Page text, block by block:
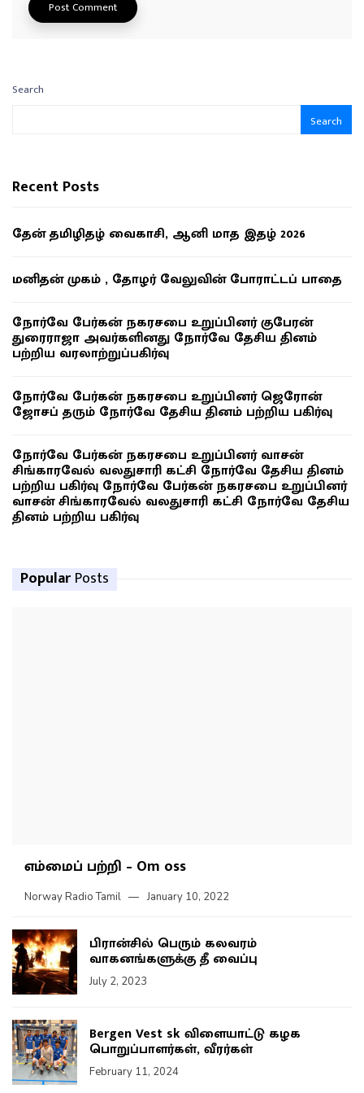
Search
Search
Recent Posts
தேன் தமிழிதழ் வைகாசி, ஆனி மாத இதழ் 2026
மனிதன் முகம் , தோழர் வேலுவின் போராட்டப் பாதை
நோர்வே பேர்கன் நகரசபை உறுப்பினர் குபேரன்
துரைராஜா அவர்களினது நோர்வே தேசிய தினம்
பற்றிய வரலாற்றுப்பகிர்வு
நோர்வே பேர்கன் நகரசபை உறுப்பினர் ஜெரோன்
ஜோசப் தரும் நோர்வே தேசிய தினம் பற்றிய பகிர்வு
நோர்வே பேர்கன் நகரசபை உறுப்பினர் வாசன்
சிங்காரவேல் வலதுசாரி கட்சி நோர்வே தேசிய தினம்
பற்றிய பகிர்வு நோர்வே பேர்கன் நகரசபை உறுப்பினர்
வாசன் சிங்காரவேல் வலதுசாரி கட்சி நோர்வே தேசிய
தினம் பற்றிய பகிர்வு
Popular Posts
எம்மைப் பற்றி – Om oss
Norway Radio Tamil January 10, 2022
பிரான்சில் பெரும் கலவரம்
வாகனங்களுக்கு தீ வைப்பு
July 2, 2023
Bergen Vest sk விளையாட்டு கழக
பொறுப்பாளர்கள், வீரர்கள்
February 11, 2024